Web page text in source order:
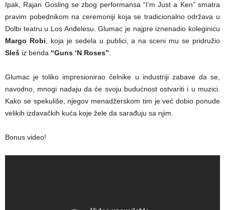
Ipak, Rajan Gosling se zbog performansa “I’m Just a Ken” smatra
pravim pobednikom na ceremoniji koja se tradicionalno održava u
Dolbi teatru u Los Anđelesu. Glumac je najpre iznenadio koleginicu
Margo Robi , koja je sedela u publici, a na sceni mu se pridružio
Sleš iz benda “Guns ‘N Roses”
Glumac je toliko impresionirao čelnike u industriji zabave da se,
navodno, mnogi nadaju da će svoju budućnost ostvariti i u muzici.
Kako se spekuliše, njegov menadžerskom tim je već dobio ponude
velikih izdavačkih kuća koje žele da sarađuju sa njim.
Bonus video!